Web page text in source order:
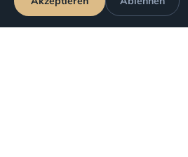
Entschaedigung nach
Antrag